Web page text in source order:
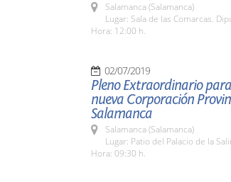
Salamanca (Salamanca)
Lugar: Sala de las Comarcas.
Hora: 12:00 h.
02/07/2019
Pleno Extraordinario
nueva Corporación
Salamanca
Salamanca (Salamanca)
Lugar: Patio del Palacio de la
Hora: 09:30 h.